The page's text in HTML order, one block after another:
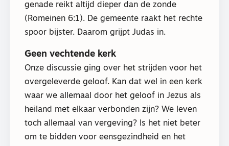
genade reikt altijd dieper dan de zonde
(Romeinen 6:1). De gemeente raakt het rechte
spoor bijster. Daarom grijpt Judas in.
Geen vechtende kerk
Onze discussie ging over het strijden voor het
overgeleverde geloof. Kan dat wel in een kerk
waar we allemaal door het geloof in Jezus als
heiland met elkaar verbonden zijn? We leven
toch allemaal van vergeving? Is het niet beter
om te bidden voor eensgezindheid en het